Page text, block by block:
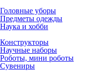
Головные уборы
Предметы одежды
Наука и хобби
Конструкторы
Научные наборы
Роботы, мини роботы
Сувениры